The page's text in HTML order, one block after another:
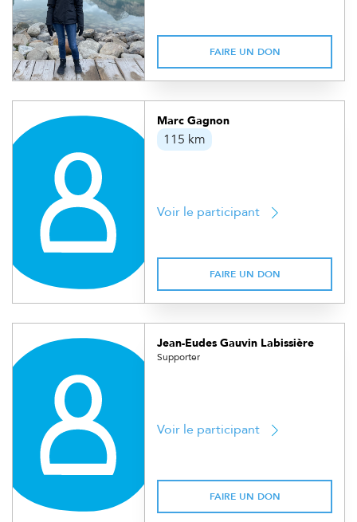
FAIRE UN DON
Marc Gagnon
115 km
Voir le participant
FAIRE UN DON
Jean-Eudes Gauvin Labissière
Supporter
Voir le participant
FAIRE UN DON